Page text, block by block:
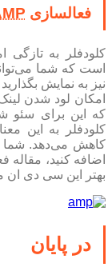
فعالسازی
کلودفلر به تازگی
نیز به نمایش
امکان لود شدن
که این برای سئو
اضافه کنید، مقاله
بهتر این سی دی ان
در پایان